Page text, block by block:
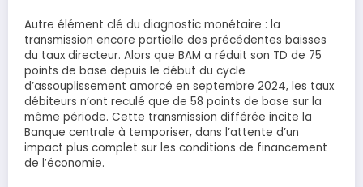
Autre élément clé du diagnostic monétaire : la
transmission encore partielle des précédentes baisses
du taux directeur. Alors que BAM a réduit son TD de 75
points de base depuis le début du cycle
d’assouplissement amorcé en septembre 2024, les taux
débiteurs n’ont reculé que de 58 points de base sur la
même période. Cette transmission différée incite la
Banque centrale à temporiser, dans l’attente d’un
impact plus complet sur les conditions de financement
de l’économie.